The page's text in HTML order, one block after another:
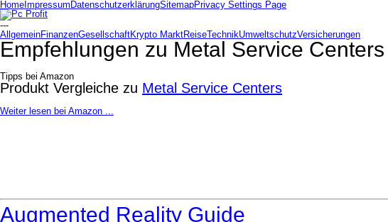
Home Impressum DatenschutzerklärungSitemapPrivacy Settings Page
---
AllgemeinFinanzenGesellschaftKrypto MarktReiseTechnikUmweltschutzVersicherungen
Empfehlungen zu Metal Service Centers
Tipps bei Amazon
Produkt Vergleiche zu Metal Service Centers
Weiter lesen bei Amazon ...
Augmented Reality Guide